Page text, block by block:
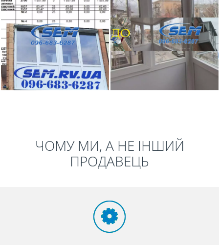
ЧОМУ МИ, А НЕ ІНШИЙ
ПРОДАВЕЦЬ